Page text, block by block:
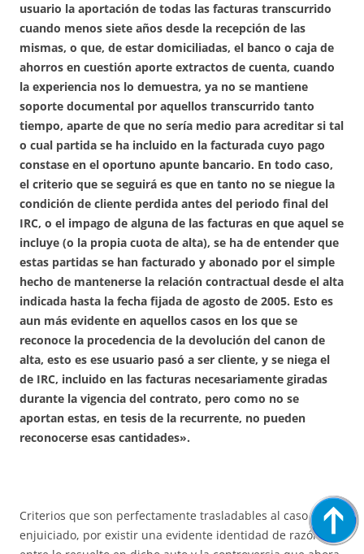
usuario la aportación de todas las facturas transcurrido
cuando menos siete años desde la recepción de las
mismas, o que, de estar domiciliadas, el banco o caja de
ahorros en cuestión aporte extractos de cuenta, cuando
la experiencia nos lo demuestra, ya no se mantiene
soporte documental por aquellos transcurrido tanto
tiempo, aparte de que no sería medio para acreditar si tal
o cual partida se ha incluido en la facturada cuyo pago
constase en el oportuno apunte bancario. En todo caso,
el criterio que se seguirá es que en tanto no se niegue la
condición de cliente perdida antes del periodo final del
IRC, o el impago de alguna de las facturas en que aquel se
incluye (o la propia cuota de alta), se ha de entender que
estas partidas se han facturado y abonado por el simple
hecho de mantenerse la relación contractual desde el alta
indicada hasta la fecha fijada de agosto de 2005. Esto es
aun más evidente en aquellos casos en los que se
reconoce la procedencia de la devolución del canon de
alta, esto es ese usuario pasó a ser cliente, y se niega el
de IRC, incluido en las facturas necesariamente giradas
durante la vigencia del contrato, pero como no se
aportan estas, en tesis de la recurrente, no pueden
reconocerse esas cantidades».
Criterios que son perfectamente trasladables al caso ahora
enjuiciado, por existir una evidente identidad de razón